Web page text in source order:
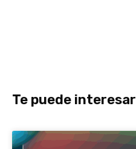
Te puede interesar